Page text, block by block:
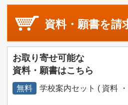
資料・願書を請
お取り寄せ可能な
資料・願書はこちら
無料 学校案内セット ( 資料